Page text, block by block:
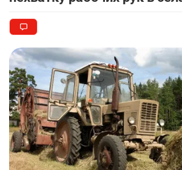
2340 18 41
10
🌟 Впервые за 70 лет в
2367 17 46